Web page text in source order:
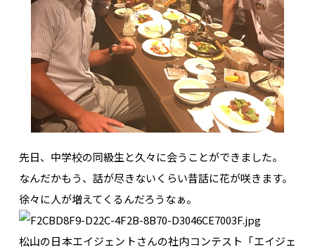
先日、中学校の同級生と久々に会うことができました。
なんだかもう、話が尽きないくらい昔話に花が咲きます。
徐々に人が増えてくるんだろうなぁ。
松山の日本エイジェントさんの社内コンテスト「エイジェ